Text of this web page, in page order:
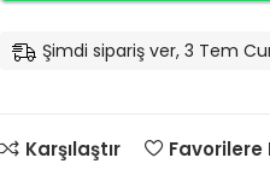
Şimdi sipariş ver, 3 Tem
Karşılaştır
Favorilere